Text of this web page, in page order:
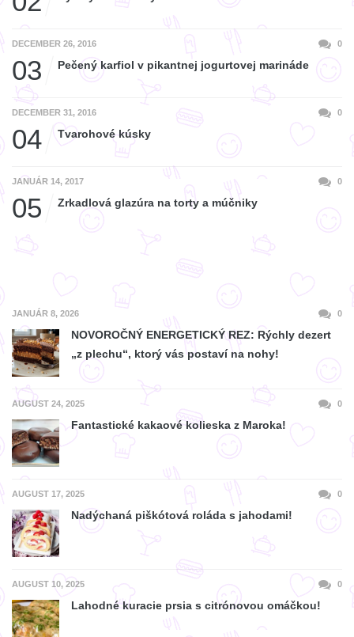
DECEMBER 26, 2016 0
03 Pečený karfiol v pikantnej jogurtovej marináde
DECEMBER 31, 2016 0
04 Tvarohové kúsky
JANUÁR 14, 2017 0
05 Zrkadlová glazúra na torty a múčniky
JANUÁR 8, 2026 0
NOVOROČNÝ ENERGETICKÝ REZ: Rýchly dezert
„z plechu“, ktorý vás postaví na nohy!
AUGUST 24, 2025 0
Fantastické kakaové kolieska z Maroka!
AUGUST 17, 2025 0
Nadýchaná piškótová roláda s jahodami!
AUGUST 10, 2025 0
Lahodné kuracie prsia s citrónovou omáčkou!